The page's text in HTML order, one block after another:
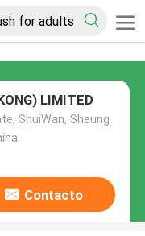
LIMITED
ShuiWan, Sheung
Contacto